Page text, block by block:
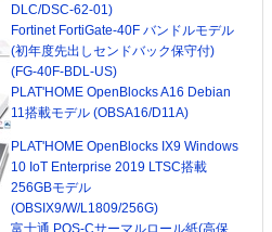
DLC/DSC-62-01)
Fortinet FortiGate-40F バンドルモデル
(初年度先出しセンドバック保守付)
(FG-40F-BDL-US)
PLAT'HOME OpenBlocks A16 Debian
11搭載モデル (OBSA16/D11A)
PLAT'HOME OpenBlocks IX9 Windows
10 IoT Enterprise 2019 LTSC搭載
256GBモデル
(OBSIX9/W/L1809/256G)
富士通 POS-Cサーマルロール紙(高保